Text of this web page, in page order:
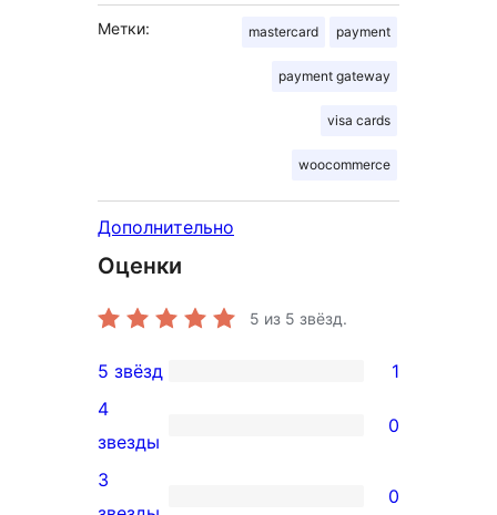
Метки: mastercard payment
payment gateway
visa cards
woocommerce
Дополнительно
Оценки
5 из 5 звёзд.
1
5-
звездный
отзыв
5 звёзд 1
0
4-
звездный
4
звезды
0
3
0